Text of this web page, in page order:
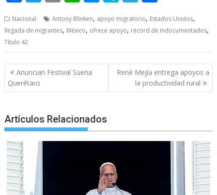
e
b
o
o
k
itt
er
ai at
A
p
p
ss
n
er
y
p
e
e
a
m
ar
Nacional Antony Blinken, apoyo migratorio, Estados Unidos,
llegada de migrantes, México, ofrece apoyo, récord de indocumentados,
Título 42
Post
navigation
Anuncian Festival Suena
Querétaro
René Mejía entrega apoyos a
la productividad rural
Artículos Relacionados